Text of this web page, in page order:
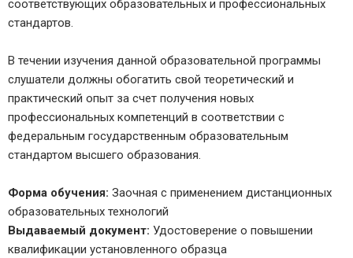
соответствующих образовательных и профессиональных
стандартов.
В течении изучения данной образовательной программы
слушатели должны обогатить свой теоретический и
практический опыт за счет получения новых
профессиональных компетенций в соответствии с
федеральным государственным образовательным
стандартом высшего образования.
Форма обучения: Заочная с применением дистанционных
образовательных технологий
Выдаваемый документ: Удостоверение о повышении
квалификации установленного образца